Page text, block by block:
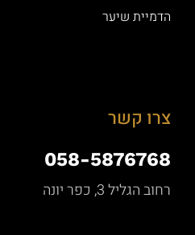
הדמיית שיער
צרו קשר
058-5876768
רחוב הגליל 3, כפר יונה